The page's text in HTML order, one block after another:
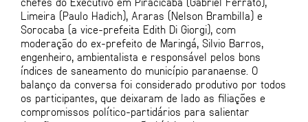
Limeira (Paulo Hadich), Araras (Nelson Brambilla) e
Sorocaba (a vice-prefeita Edith Di Giorgi), com
moderação do ex-prefeito de Maringá, Silvio Barros,
engenheiro, ambientalista e responsável pelos bons
índices de saneamento do município paranaense. O
balanço da conversa foi considerado produtivo por todos
os participantes, que deixaram de lado as filiações e
compromissos político-partidários para salientar